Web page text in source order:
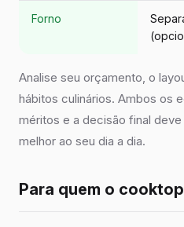
Forno
Analise seu orçamento, o
hábitos culinários. Ambos os
méritos e a decisão final
melhor ao seu dia a dia.
Para quem o